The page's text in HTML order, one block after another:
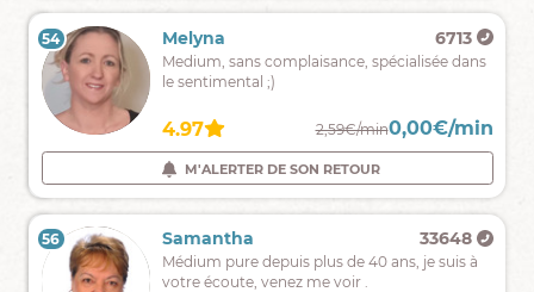
53 Chrystel
1034
Médium
de
clairvoyante
et
auditive,
sincère,
sans
4.90 0,00€/min
M'ALERTER DE SON RETOUR
54 Melyna 6713
Medium, sans complaisance, spécialisée dans
le sentimental ;)
4.97 2,59€/min0,00€/min
M'ALERTER DE SON RETOUR
55 Emy
1688
Savoir
pour
56 Samantha 33648
Médium pure depuis plus de 40 ans, je suis à
votre écoute, venez me voir .